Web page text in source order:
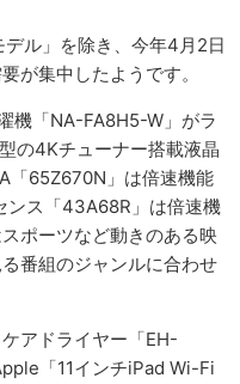
ル」を除き、今年4月2日
が集中したようです。
機「NA-FA8H5-W」がラ
の4Kチューナー搭載液晶
「65Z670N」は倍速機能
ンス「43A68R」は倍速機
ポーツなど動きのある映
番組のジャンルに合わせ
アドライヤー「EH-
「11インチiPad Wi-Fi